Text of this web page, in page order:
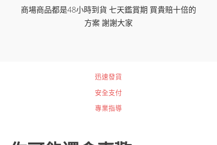
商場商品都是48小時到貨 七天鑑賞期 買貴賠十倍的
方案 謝謝大家
迅速發貨
安全支付
專業指導